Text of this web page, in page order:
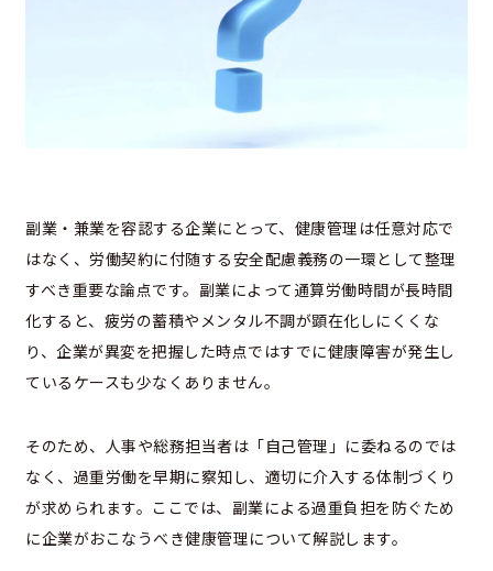
副業・兼業を容認する企業にとって、健康管理は任意対応で
はなく、労働契約に付随する安全配慮義務の一環として整理
すべき重要な論点です。副業によって通算労働時間が長時間
化すると、疲労の蓄積やメンタル不調が顕在化しにくくな
り、企業が異変を把握した時点ではすでに健康障害が発生し
ているケースも少なくありません。
そのため、人事や総務担当者は「自己管理」に委ねるのでは
なく、過重労働を早期に察知し、適切に介入する体制づくり
が求められます。ここでは、副業による過重負担を防ぐため
に企業がおこなうべき健康管理について解説します。